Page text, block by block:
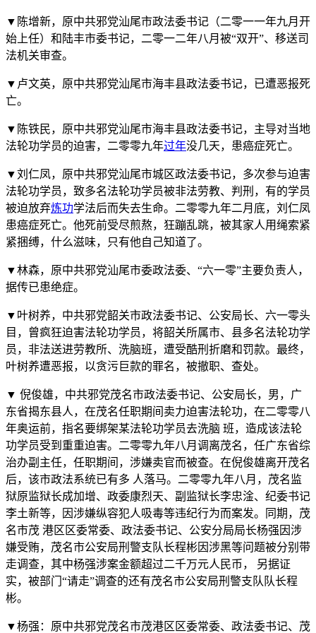
▼陈增新，原中共邪党汕尾市政法委书记（二零一一年九月开
始上任）和陆丰市委书记，二零一二年八月被“双开”、移送司
法机关审查。
▼卢文英，原中共邪党汕尾市海丰县政法委书记，已遭恶报死
亡。
▼陈铁民，原中共邪党汕尾市海丰县政法委书记，主导对当地
法轮功学员的迫害，二零零九年过年没几天，患癌症死亡。
▼刘仁凤，原中共邪党汕尾市城区政法委书记，多次参与迫害
法轮功学员，致多名法轮功学员被非法劳教、判刑，有的学员
被迫放弃炼功学法后而失去生命。二零零九年二月底，刘仁凤
患癌症死亡。他死前受尽煎熬，狂蹦乱跳，被其家人用绳索紧
紧捆缚，什么滋味，只有他自己知道了。
▼林森，原中共邪党汕尾市委政法委、“六一零”主要负责人，
据传已患绝症。
▼叶树养，中共邪党韶关市政法委书记、公安局长、六一零头
目，曾疯狂迫害法轮功学员，将韶关所属市、县多名法轮功学
员，非法送进劳教所、洗脑班，遭受酷刑折磨和罚款。最终，
叶树养遭恶报，以贪污巨款的罪名，被撤职、查处。
▼ 倪俊雄，中共邪党茂名市政法委书记、公安局长，男，广
东省揭东县人，在茂名任职期间卖力迫害法轮功，在二零零八
年奥运前，指名要绑架某法轮功学员去洗脑 班，造成该法轮
功学员受到重重迫害。二零零九年八月调离茂名，任广东省综
治办副主任，任职期间，涉嫌卖官而被查。在倪俊雄离开茂名
后，该市政法系统已有多 人落马。二零零九年八月，茂名监
狱原监狱长成加增、政委康烈天、副监狱长李忠淦、纪委书记
李土新等，因涉嫌纵容犯人吸毒等违纪行为而案发。同期，茂
名市茂 港区区委常委、政法委书记、公安分局局长杨强因涉
嫌受贿，茂名市公安局刑警支队长程彬因涉黑等问题被分别带
走调查，其中杨强涉案金额超过二千万元人民币， 另据证
实，被部门“请走”调查的还有茂名市公安局刑警支队队长程
彬。
▼杨强：原中共邪党茂名市茂港区区委常委、政法委书记、茂